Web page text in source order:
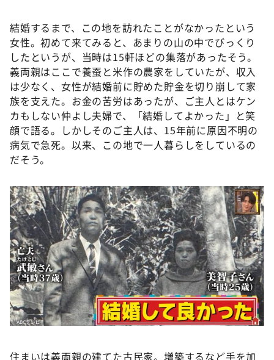
結婚するまで、この地を訪れたことがなかったという
女性。初めて来てみると、あまりの山の中でびっくり
したというが、当時は15軒ほどの集落があったそう。
義両親はここで養蚕と米作の農家をしていたが、収入
は少なく、女性が結婚前に貯めた貯金を切り崩して家
族を支えた。お金の苦労はあったが、ご主人とはケン
カもしない仲よし夫婦で、「結婚してよかった」と笑
顔で語る。しかしそのご主人は、15年前に原因不明の
病気で急死。以来、この地で一人暮らしをしているの
だそう。
住まいは義両親の建てた古民家。増築するなど手を加